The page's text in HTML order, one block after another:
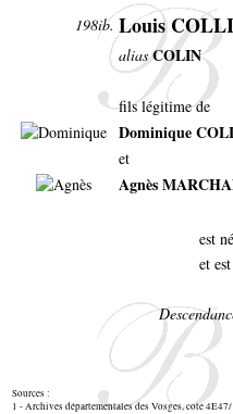
198ib. Louis
alias COLIN
fils légitime de
Dominique
et
Agnès
est
et
Sources :
1 - Archives départementales des Vosges, cote